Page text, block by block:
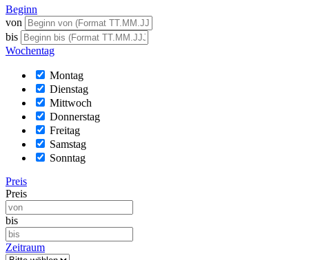
Beginn
von
bis
Wochentag
Montag
Dienstag
Mittwoch
Donnerstag
Freitag
Samstag
Sonntag
Preis
Preis
bis
Zeitraum